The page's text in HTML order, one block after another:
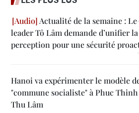
Actualité de la semaine : Le
leader Tô Lâm demande d’unifier la
perception pour une sécurité
Hanoi va expérimenter le modèle
"commune socialiste" à Phuc
Thu Lâm